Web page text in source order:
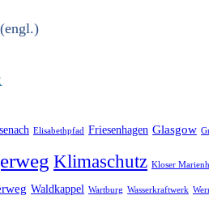
(engl.)
Elisabethpfad Friesenhagen Glasgow
Klimaschutz Kloser
Waldkappel Wartburg Wasserkraftwerk